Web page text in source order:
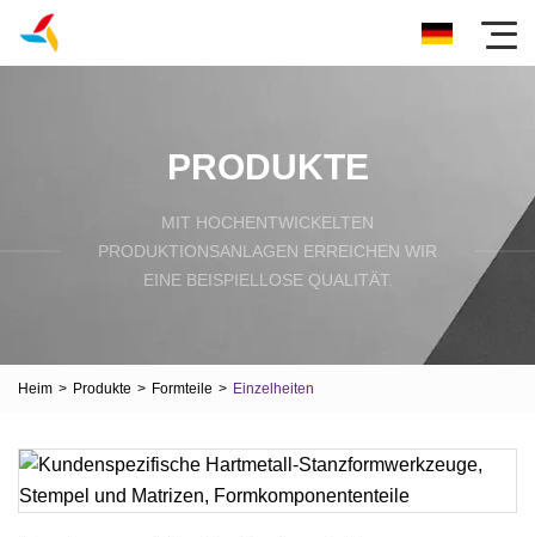
PRODUKTE
MIT HOCHENTWICKELTEN
PRODUKTIONSANLAGEN ERREICHEN WIR
EINE BEISPIELLOSE QUALITÄT.
Heim > Produkte > Formteile > Einzelheiten